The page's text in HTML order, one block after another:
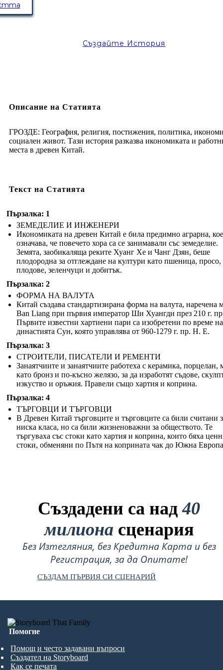
Създайте История
Описание на Статията
ГРОЗДЕ: География, религия, постижения, политика,
социален живот. Тази история разказва икономиката и
места в древен Китай.
Текст на Статията
Пързалка: 1
ЗЕМЕДЕЛИЕ И ИНЖЕНЕРИ
Икономиката на древен Китай е била предимно аграрна,
означава, че повечето хора са се занимавали със земеделие.
Земята, заобикаляща реките Хуанг Хе и Чанг Дзян, беше
плодородна за отглеждане на култури като пшеница, просо,
плодове, зеленчуци и добитък.
Пързалка: 2
ФОРМА НА ВАЛУТА
Китай създава стандартизирана форма на валута, наречена
Ban Liang при първия император Ши Хуангди през 210 г.
Първите известни хартиени пари са изобретени по време на
династията Сун, която управлява от 960-1279 г. пр. Н. Е.
Пързалка: 3
СТРОИТЕЛИ, ПИСАТЕЛИ И РЕМЕНТИ
Занаятчиите и занаятчиите работеха с керамика, порцелан,
като бронз и по-късно желязо, за да изработят съдове,
изкуство и оръжия. Правели също хартия и коприна.
Пързалка: 4
ТЪРГОВЦИ И ТЪРГОВЦИ
В Древен Китай търговците и търговците са били считани
ниска класа, но са били жизненоважни за обществото. Те
търгуваха със стоки като хартия и коприна, които бяха
стоки, обменяни по Пътя на коприната чак до Южна
Създадени са над40
милиона сценария
Без Изтегляния, без Кредитна Карта и без
Регистрация, за да Опитате!
СЪЗДАМ ПЪРВИЯ СИ СЦЕНАРИЙ
Помогне
Помощ и често задавани въпроси
Създател на Storyboard
Как се печата